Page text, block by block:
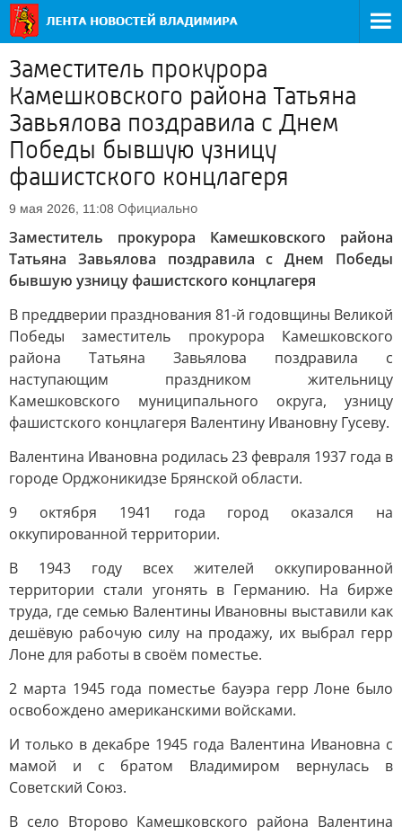
Заместитель прокурора
Камешковского района Татьяна
Завьялова поздравила с Днем
Победы бывшую узницу
фашистского концлагеря
9 мая 2026, 11:08 Официально
Заместитель прокурора Камешковского района
Татьяна Завьялова поздравила с Днем Победы
бывшую узницу фашистского концлагеря
В преддверии празднования 81-й годовщины Великой
Победы заместитель прокурора Камешковского
района Татьяна Завьялова поздравила с
наступающим праздником жительницу
Камешковского муниципального округа, узницу
фашистского концлагеря Валентину Ивановну Гусеву.
Валентина Ивановна родилась 23 февраля 1937 года в
городе Орджоникидзе Брянской области.
9 октября 1941 года город оказался на
оккупированной территории.
В 1943 году всех жителей оккупированной
территории стали угонять в Германию. На бирже
труда, где семью Валентины Ивановны выставили как
дешёвую рабочую силу на продажу, их выбрал герр
Лоне для работы в своём поместье.
2 марта 1945 года поместье бауэра герр Лоне было
освобождено американскими войсками.
И только в декабре 1945 года Валентина Ивановна с
мамой и с братом Владимиром вернулась в
Советский Союз.
В село Второво Камешковского района Валентина